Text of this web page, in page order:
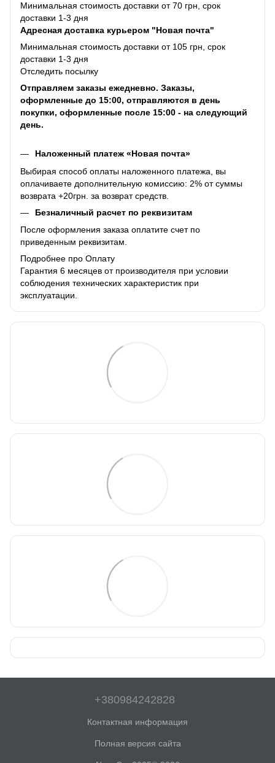
Минимальная стоимость доставки от 70 грн, срок
доставки 1-3 дня
Адресная доставка курьером "Новая почта"
Минимальная стоимость доставки от 105 грн, срок
доставки 1-3 дня
Отследить посылку
Отправляем заказы ежедневно. Заказы,
оформленные до 15:00, отправляются в день
покупки, оформленные после 15:00 - на следующий
день.
Наложенный платеж «Новая почта»
Выбирая способ оплаты наложенного платежа, вы
оплачиваете дополнительную комиссию: 2% от суммы
возврата +20грн. за возврат средств.
Безналичный расчет по реквизитам
После оформления заказа оплатите счет по
приведенным реквизитам.
Подробнее про Оплату
Гарантия 6 месяцев от производителя при условии
соблюдения технических характеристик при
эксплуатации.
+380984242828
Контактная информация
Полная версия сайта